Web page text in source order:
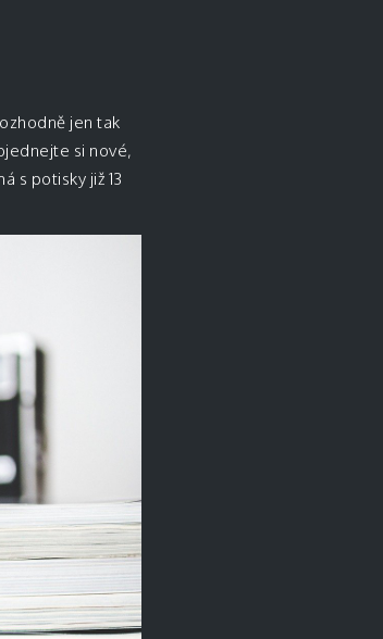
jen tak
si nové,
s potisky již 13